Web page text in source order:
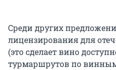
Среди других
лицензирования для
(это сделает вино
турмаршрутов по